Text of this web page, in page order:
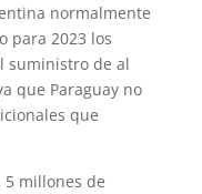
normalmente
para 2023 los
suministro de al
que Paraguay no
que
5 millones de